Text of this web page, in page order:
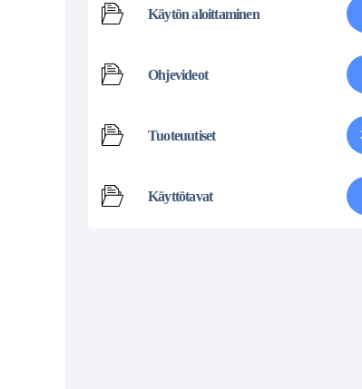
Käytön aloittaminen
Ohjevideot
Tuoteuutiset
Käyttötavat